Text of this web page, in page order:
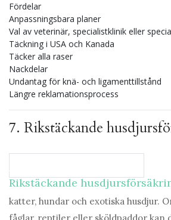
Fördelar
Anpassningsbara planer
Val av veterinär, specialistklinik eller
Täckning i USA och Kanada
Täcker alla raser
Nackdelar
Undantag för knä- och ligamenttillstånd
Längre reklamationsprocess
7. Rikstäckande
Rikstäckande
katter, hundar och exotiska husdjur.